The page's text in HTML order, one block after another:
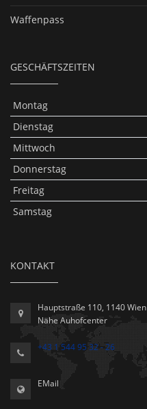
Waffenpass
GESCHÄFTSZEITEN
Montag
Dienstag
Mittwoch
Donnerstag
Freitag
Samstag
KONTAKT
Hauptstraße 110, 1140 Wien
Nähe Auhofcenter
+43 1 544 95 32 - 26
EMail